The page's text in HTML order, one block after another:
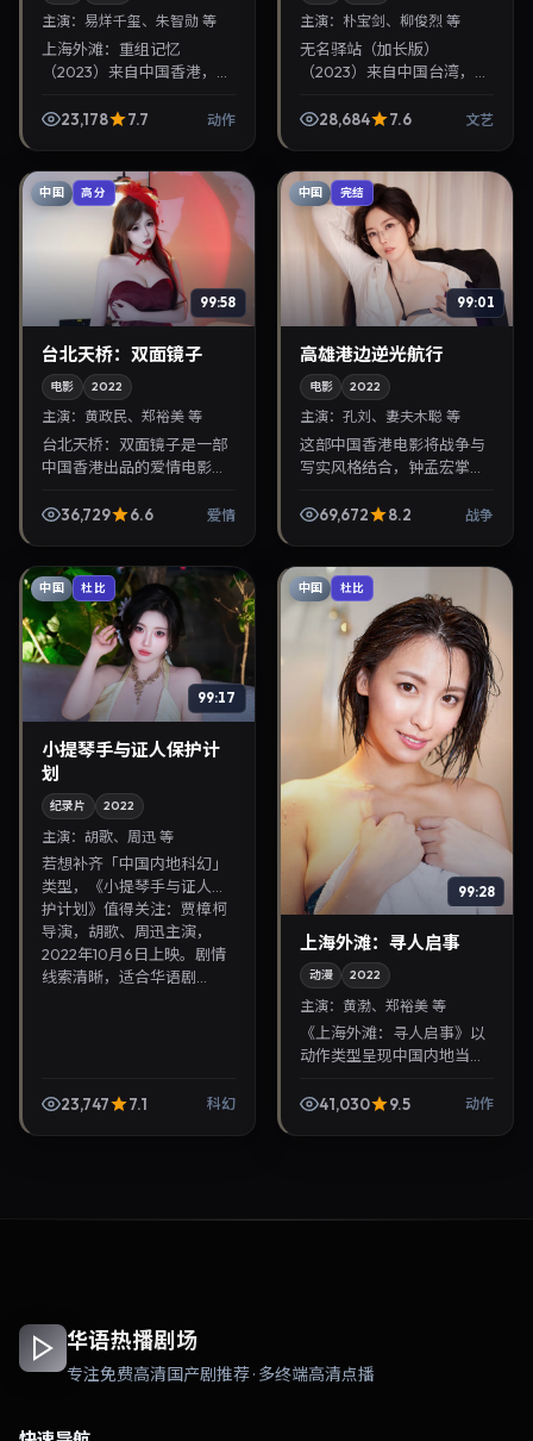
主演： 易烊千玺、朱智勋 等
上海外滩：重组记忆
（2023）来自中国香港，类
烊千玺、朱智勋等参与演
23,178 7.7 动作
主演：朴宝剑、柳俊烈 等
无名驿站（加长版）
（2023）来自中国台湾，类
宝剑、柳俊烈等参与演出。
28,684 7.6 文艺
中国 高分
99:58
台北天桥：双面镜子
电影 2022
主演： 黄政民、郑裕美 等
台北天桥：双面镜子是一部
中国香港出品的爱情电影，
美等主演，2022年12月24日
36,729 6.6 爱情
中国 完结
99:01
高雄港边逆光航行
电影 2022
主演：孔刘、妻夫木聪 等
这部中国香港电影将战争与
写实风格结合，钟孟宏掌
角。2022年7月1日与观众见
69,672 8.2 战争
中国 杜比
99:17
小提琴手与证人保护计
划
纪录片 2022
主演： 胡歌、周迅 等
若想补齐「中国内地科幻」
类型，《小提琴手与证人保
护计划》值得关注：贾樟柯
导演，胡歌、周迅主演，
2022年10月6日上映。剧情
线索清晰，适合华语剧...
23,747 7.1 科幻
中国 杜比
99:28
上海外滩：寻人启事
动漫 2022
主演：黄渤、郑裕美 等
《上海外滩：寻人启事》以
动作类型呈现中国内地当代
渤、郑裕美。2022年12月3
41,030 9.5 动作
华语热播剧场
专注免费高清国产剧推荐 · 多终端高清点播